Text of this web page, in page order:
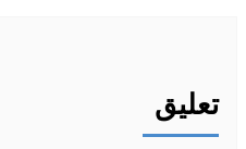
تعليق